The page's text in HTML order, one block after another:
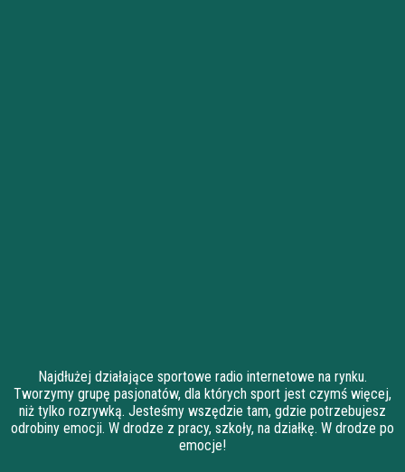
Najdłużej działające sportowe radio internetowe na rynku.
Tworzymy grupę pasjonatów, dla których sport jest czymś więcej,
niż tylko rozrywką. Jesteśmy wszędzie tam, gdzie potrzebujesz
odrobiny emocji. W drodze z pracy, szkoły, na działkę. W drodze po
emocje!